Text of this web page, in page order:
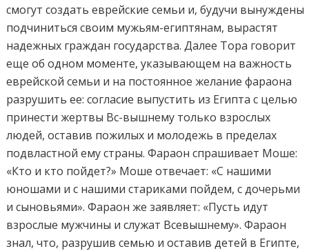
смогут создать еврейские семьи и, будучи вынуждены
подчиниться своим мужьям-египтянам, вырастят
надежных граждан государства. Далее Тора говорит
еще об одном моменте, указывающем на важность
еврейской семьи и на постоянное желание фараона
разрушить ее: согласие выпустить из Египта с целью
принести жертвы Вс-вышнему только взрослых
людей, оставив пожилых и молодежь в пределах
подвластной ему страны. Фараон спрашивает Моше:
«Кто и кто пойдет?» Моше отвечает: «С нашими
юношами и с нашими стариками пойдем, с дочерьми
и сыновьями». Фараон же заявляет: «Пусть идут
взрослые мужчины и служат Всевышнему». Фараон
знал, что, разрушив семью и оставив детей в Египте,